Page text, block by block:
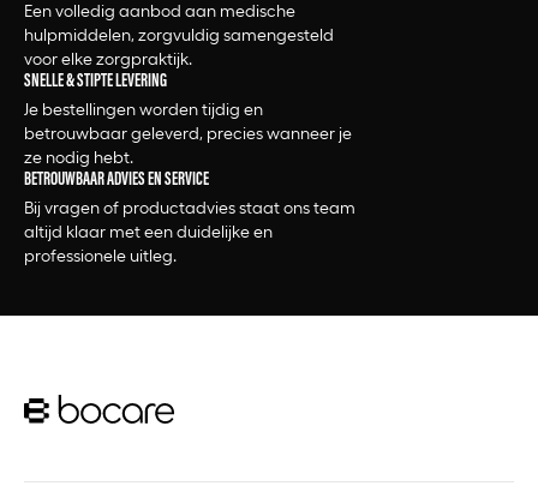
Een volledig aanbod aan medische
hulpmiddelen, zorgvuldig samengesteld
voor elke zorgpraktijk.
SNELLE & STIPTE LEVERING
Je bestellingen worden tijdig en
betrouwbaar geleverd, precies wanneer je
ze nodig hebt.
BETROUWBAAR ADVIES EN SERVICE
Bij vragen of productadvies staat ons team
altijd klaar met een duidelijke en
professionele uitleg.